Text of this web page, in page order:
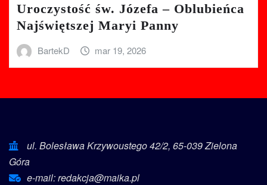
Uroczystość św. Józefa – Oblubieńca
Najświętszej Maryi Panny
BartekD mar 19, 2026
ul. Bolesława Krzywoustego 42/2, 65-039 Zielona
Góra
e-mail: redakcja@maika.pl